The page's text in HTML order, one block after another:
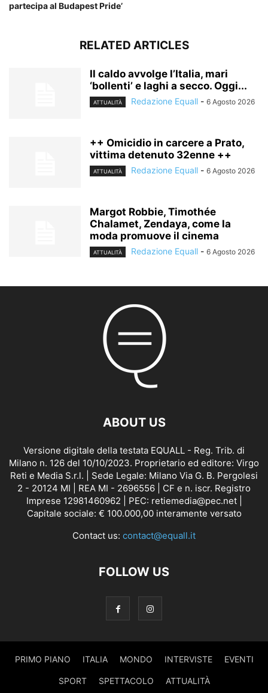
partecipa al Budapest Pride’
RELATED ARTICLES
Il caldo avvolge l’Italia, mari
‘bollenti’ e laghi a secco. Oggi...
ATTUALITÀ Redazione Equall - 6 Agosto 2026
++ Omicidio in carcere a Prato,
vittima detenuto 32enne ++
ATTUALITÀ Redazione Equall - 6 Agosto 2026
Margot Robbie, Timothée
Chalamet, Zendaya, come la
moda promuove il cinema
ATTUALITÀ Redazione Equall - 6 Agosto 2026
ABOUT US
Versione digitale della testata EQUALL - Reg. Trib. di
Milano n. 126 del 10/10/2023. Proprietario ed editore: Virgo
Reti e Media S.r.l. | Sede Legale: Milano Via G. B. Pergolesi
2 - 20124 MI | REA MI - 2696556 | CF e n. iscr. Registro
Imprese 12981460962 | PEC: retiemedia@pec.net |
Capitale sociale: € 100.000,00 interamente versato
Contact us: contact@equall.it
FOLLOW US
PRIMO PIANO ITALIA MONDO INTERVISTE EVENTI
SPORT SPETTACOLO ATTUALITÀ